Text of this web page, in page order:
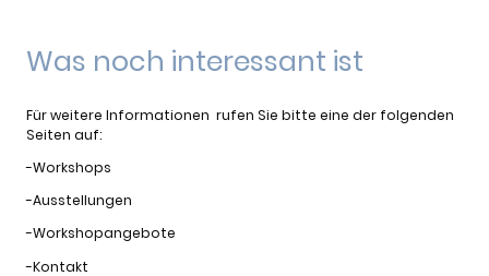
Was noch interessant ist
Für weitere Informationen rufen Sie bitte eine der folgenden
Seiten auf:
-Workshops
-Ausstellungen
-Workshopangebote
-Kontakt